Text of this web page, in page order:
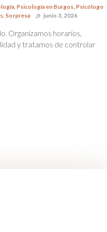
Psicología en Burgos Psicólogo
Sorpresa junio 3, 2026
Organizamos horarios,
y tratamos de controlar